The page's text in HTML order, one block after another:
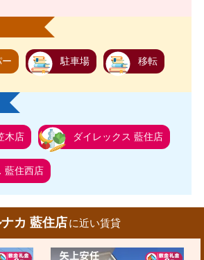
駐車場 移転
木店 ダイレックス 藍住店
藍住西店
カ 藍住店に近い賃貸